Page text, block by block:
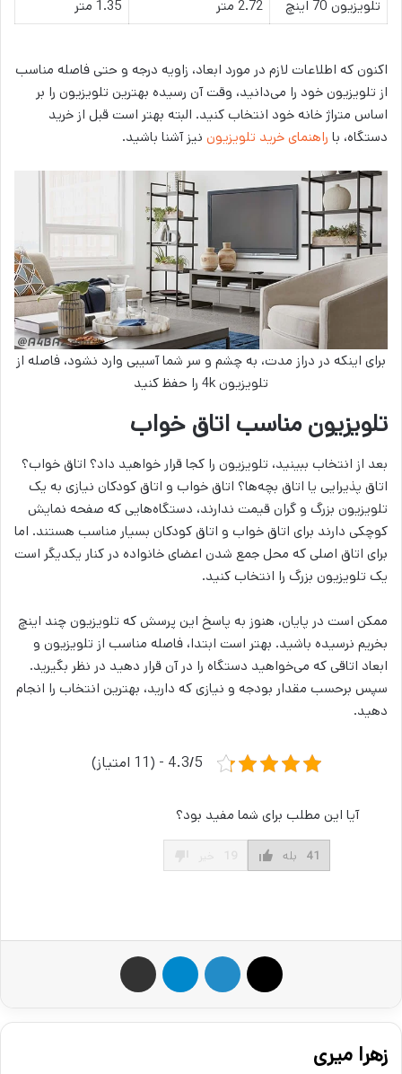
تلویزیون 70 اینچ 2.72 متر 1.35 متر
اکنون که اطلاعات لازم در مورد ابعاد، زاویه درجه و حتی فاصله مناسب
از تلویزیون خود را می‌دانید، وقت آن رسیده بهترین تلویزیون را بر
اساس متراژ خانه خود انتخاب کنید. البته بهتر است قبل از خرید
دستگاه، با راهنمای خرید تلویزیون نیز آشنا باشید.
برای اینکه در دراز مدت، به چشم و سر شما آسیبی وارد نشود، فاصله از
تلویزیون 4k را حفظ کنید
تلویزیون مناسب اتاق خواب
بعد از انتخاب ببینید، تلویزیون را کجا قرار خواهید داد؟ اتاق خواب؟
اتاق پذیرایی یا اتاق بچه‌ها؟ اتاق خواب و اتاق کودکان نیازی به یک
تلویزیون بزرگ و گران قیمت ندارند، دستگاه‌هایی که صفحه نمایش
کوچکی دارند برای اتاق خواب و اتاق کودکان بسیار مناسب هستند. اما
برای اتاق اصلی که محل جمع شدن اعضای خانواده در کنار یکدیگر است
یک تلویزیون بزرگ را انتخاب کنید.
ممکن است در پایان، هنوز به پاسخ این پرسش که تلویزیون چند اینچ
بخریم نرسیده باشید. بهتر است ابتدا، فاصله مناسب از تلویزیون و
ابعاد اتاقی که می‌خواهید دستگاه را در آن قرار دهید در نظر بگیرید.
سپس برحسب مقدار بودجه و نیازی که دارید، بهترین انتخاب را انجام
دهید.
4.3/5 - (11 امتیاز)
آیا این مطلب برای شما مفید بود؟
بله 41
لینکدین تلگرام
زهرا میری